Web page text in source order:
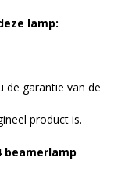
lamp:
de garantie van de
product is.
beamerlamp